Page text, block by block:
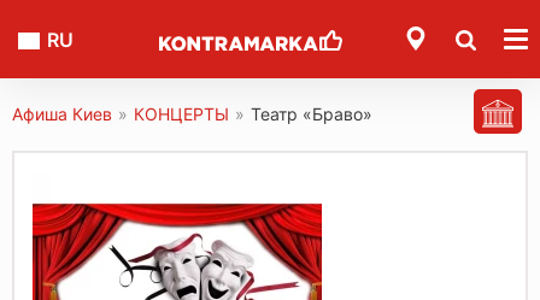
RU
Афиша Киев » КОНЦЕРТЫ » Театр «Браво»